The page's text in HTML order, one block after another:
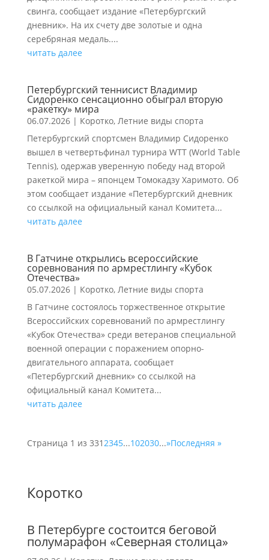
свинга, сообщает издание «Петербургский
дневник». На их счету две золотые и одна
серебряная медаль....
читать далее
Петербургский теннисист Владимир
Сидоренко сенсационно обыграл вторую
«ракетку» мира
06.07.2026| Коротко, Летние виды спорта
Петербургский спортсмен Владимир Сидоренко
вышел в четвертьфинал турнира WTT (World Table
Tennis), одержав уверенную победу над второй
ракеткой мира – японцем Томокадзу Харимото. Об
этом сообщает издание «Петербургский дневник
со ссылкой на официальный канал Комитета...
читать далее
В Гатчине открылись всероссийские
соревнования по армрестлингу «Кубок
Отечества»
05.07.2026| Коротко, Летние виды спорта
В Гатчине состоялось торжественное открытие
Всероссийских соревнований по армрестлингу
«Кубок Отечества» среди ветеранов специальной
военной операции с поражением опорно-
двигательного аппарата, сообщает
«Петербургский дневник» со ссылкой на
официальный канал Комитета...
читать далее
Страница 1 из 3312345...102030...»Последняя »
Коротко
В Петербурге состоится беговой
полумарафон «Северная столица»